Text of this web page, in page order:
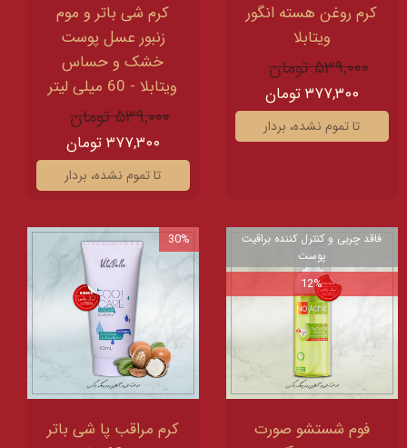
کرم روغن هسته انگور
ویتابلا
۵۳۹,۰۰۰ تومان
۳۷۷,۳۰۰ تومان
تا تموم نشده، بردار
کرم شی باتر و موم
زنبور عسل پوست
خشک و حساس
ویتابلا - 60 میلی لیتر
۵۳۹,۰۰۰ تومان
۳۷۷,۳۰۰ تومان
تا تموم نشده، بردار
فوم شستشو صورت
فاقد چربی و کنترل کننده براقیت
پوست
12%
کرم مراقب پا شی باتر
30%